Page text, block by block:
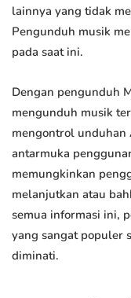
lainnya yang tidak
Pengunduh musik
pada saat ini.
Dengan pengunduh
mengunduh musik
mengontrol unduhan
antarmuka
memungkinkan
melanjutkan atau
semua informasi ini,
yang sangat populer
diminati.